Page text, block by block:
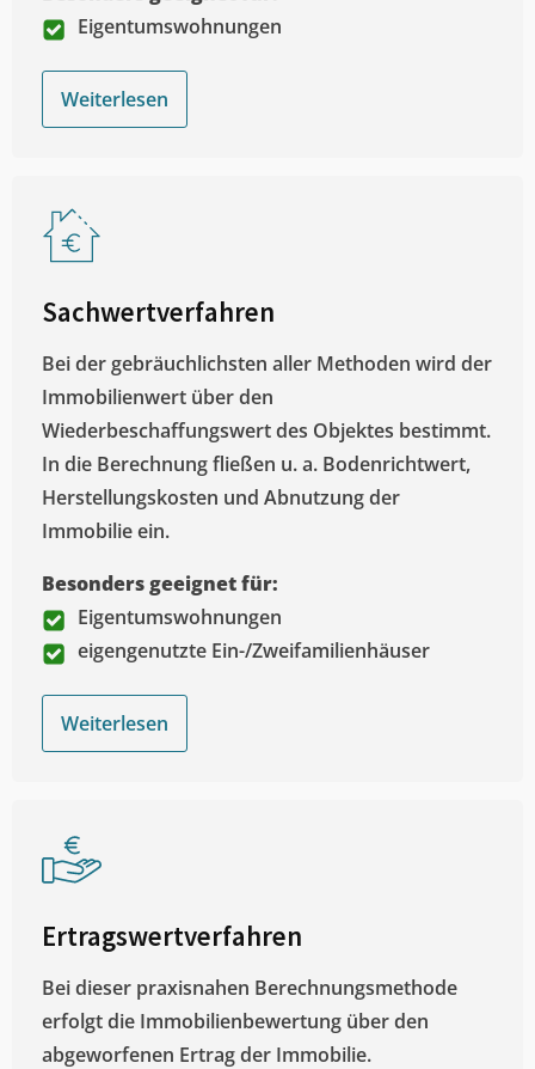
Eigentumswohnungen
Weiterlesen
Sachwertverfahren
Bei der gebräuchlichsten aller Methoden wird der
Immobilienwert über den
Wiederbeschaffungswert des Objektes bestimmt.
In die Berechnung fließen u. a. Bodenrichtwert,
Herstellungskosten und Abnutzung der
Immobilie ein.
Besonders geeignet für:
Eigentumswohnungen
eigengenutzte Ein-/Zweifamilienhäuser
Weiterlesen
Ertragswertverfahren
Bei dieser praxisnahen Berechnungsmethode
erfolgt die Immobilienbewertung über den
abgeworfenen Ertrag der Immobilie.